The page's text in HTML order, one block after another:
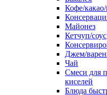
Кофе/
Майонез
Кетчуп/соус
Джем/
Чай
Смеси для
киселей
Блюда